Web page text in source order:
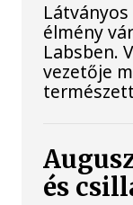
élmény
Labsben.
vezetője
és